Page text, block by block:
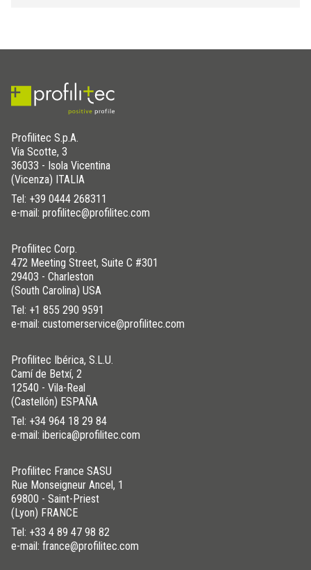
Profilitec S.p.A.
Via Scotte, 3
36033 - Isola Vicentina
(Vicenza) ITALIA
Tel: +39 0444 268311
e-mail: profilitec@profilitec.com
Profilitec Corp.
472 Meeting Street, Suite C #301
29403 - Charleston
(South Carolina) USA
Tel: +1 855 290 9591
e-mail: customerservice@profilitec.com
Profilitec Ibérica, S.L.U.
Camí de Betxí, 2
12540 - Vila-Real
(Castellón) ESPAÑA
Tel: +34 964 18 29 84
e-mail: iberica@profilitec.com
Profilitec France SASU
Rue Monseigneur Ancel, 1
69800 - Saint-Priest
(Lyon) FRANCE
Tel: +33 4 89 47 98 82
e-mail: france@profilitec.com